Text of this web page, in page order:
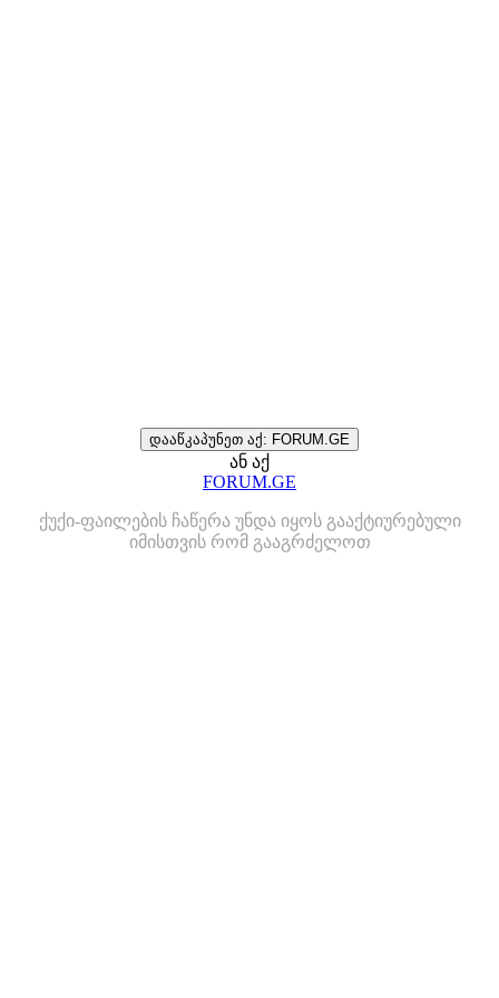
დააწკაპუნეთ აქ: FORUM.GE
ან აქ
FORUM.GE
ქუქი-ფაილების ჩაწერა უნდა იყოს გააქტიურებული
იმისთვის რომ გააგრძელოთ